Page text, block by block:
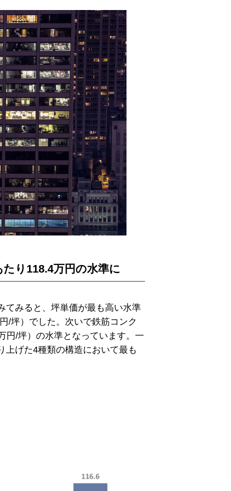
り118.4万円の水準に
てみると、坪単価が最も高い水準
/坪）でした。次いで鉄筋コンク
円/坪）の水準となっています。一
上げた4種類の構造において最も